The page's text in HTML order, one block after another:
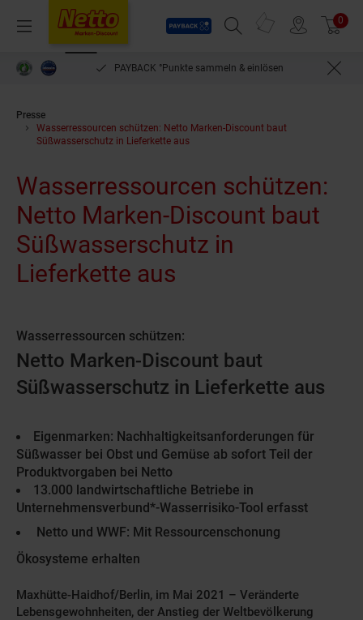
Menü
Payback
Suchfeld einblenden
Prospekte 0
PAYBACK °Punkte sammeln & einlösen
Presse
Wasserressourcen schützen: Netto Marken-Discount baut
Süßwasserschutz in Lieferkette aus
Wasserressourcen schützen:
Netto Marken-Discount baut
Süßwasserschutz in
Lieferkette aus
Wasserressourcen schützen:
Netto Marken-Discount baut
Süßwasserschutz in Lieferkette aus
Eigenmarken: Nachhaltigkeitsanforderungen für
Süßwasser bei Obst und Gemüse ab sofort Teil der
Produktvorgaben bei Netto
13.000 landwirtschaftliche Betriebe in
Unternehmensverbund*-Wasserrisiko-Tool erfasst
Netto und WWF: Mit Ressourcenschonung
Ökosysteme erhalten
Maxhütte-Haidhof/Berlin, im Mai 2021 – Veränderte
Lebensgewohnheiten, der Anstieg der Weltbevölkerung